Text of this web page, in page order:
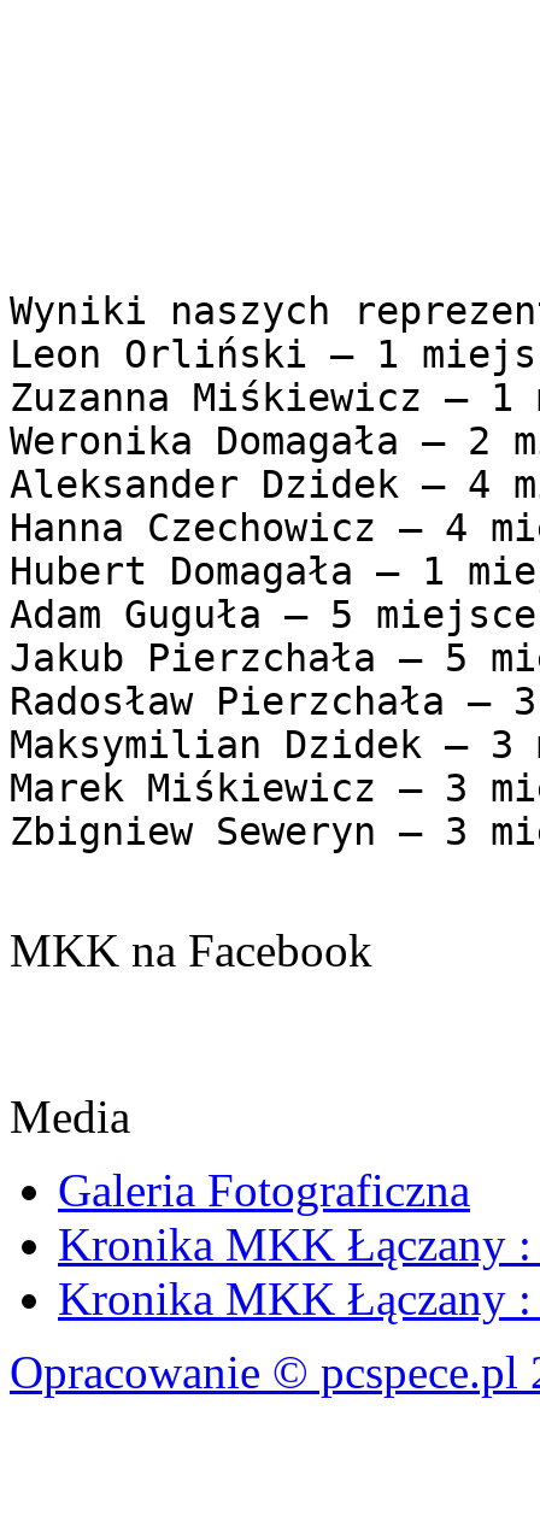
Wyniki naszych
Leon Orliński – 1
Zuzanna Miśkiewicz – 1
Weronika Domagała – 2
Aleksander Dzidek – 4
Hanna Czechowicz – 4
Hubert Domagała – 1
Adam Guguła – 5 miejsce
Jakub Pierzchała – 5
Radosław Pierzchała –
Maksymilian Dzidek – 3
Marek Miśkiewicz – 3
Zbigniew Seweryn – 3
MKK na Facebook
Media
Galeria Fotograficzna
Kronika MKK Łączany :
Kronika MKK Łączany :
Opracowanie © pcspece.pl